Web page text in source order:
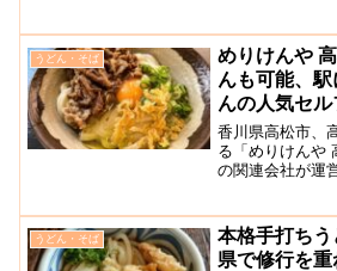
店です！こちら
はシンプルで、
うどん・そば
めりけんや
んも可能、
んの人気セ
市】
香川県高松市、
る「めりけんや
の関連会社が運
にあります。朝7
にささっとうど
うどん・そば
本格手打ちう
県で修行を